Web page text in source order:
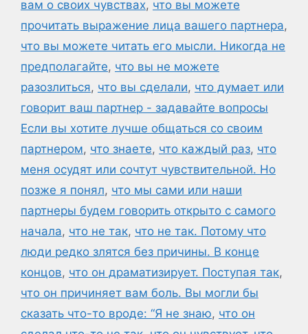
вам о своих чувствах, что вы можете
прочитать выражение лица вашего партнера,
что вы можете читать его мысли. Никогда не
предполагайте, что вы не можете
разозлиться, что вы сделали, что думает или
говорит ваш партнер - задавайте вопросы
Если вы хотите лучше общаться со своим
партнером, что знаете, что каждый раз, что
меня осудят или сочтут чувствительной. Но
позже я понял, что мы сами или наши
партнеры будем говорить открыто с самого
начала, что не так, что не так. Потому что
люди редко злятся без причины. В конце
концов, что он драматизирует. Поступая так,
что он причиняет вам боль. Вы могли бы
сказать что-то вроде: “Я не знаю, что он